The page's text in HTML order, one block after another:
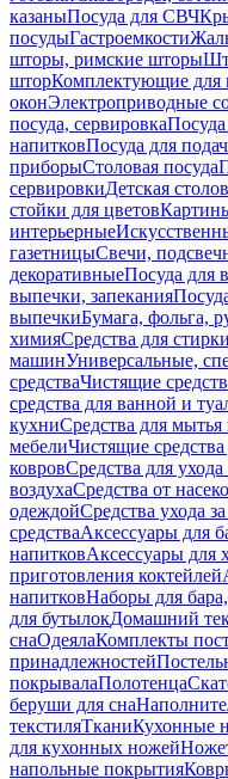
казаныПосуда для СВЧ
посудыГастроемкости
шторы, римские шторы
шторКомплектующие для
оконЭлектроприводные
посуда, сервировка
напитковПосуда для
приборыСтоловая посуда
сервировкиДетская
стойки для цветов
интерьерные
газетницыСвечи,
декоративныеПосуда для
выпечки, запекания
выпечкиБумага, фольга,
химияСредства для стирки
машинУниверсальные,
средстваЧистящие
средства для ванной и
кухниСредства для
мебелиЧистящие
ковровСредства для ухода
воздухаСредства от
одеждойСредства ухода
средстваАксессуары для
напитковАксессуары для
приготовления коктейлей
напитковНаборы для
для бутылокДомашний
снаОдеялаКомплекты
принадлежностей
покрывалаПолотенца
беруши для сна
текстиляТканиКухонные
для кухонных ножей
напольные покрытия